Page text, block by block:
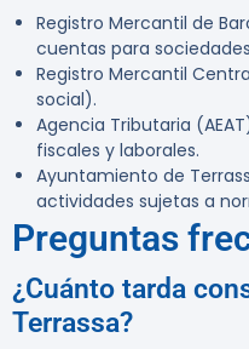
Registro Mercantil de
cuentas para
Registro Mercantil
social).
Agencia Tributaria
fiscales y laborales.
Ayuntamiento de
actividades sujetas a
Preguntas
¿Cuánto tarda
Terrassa?